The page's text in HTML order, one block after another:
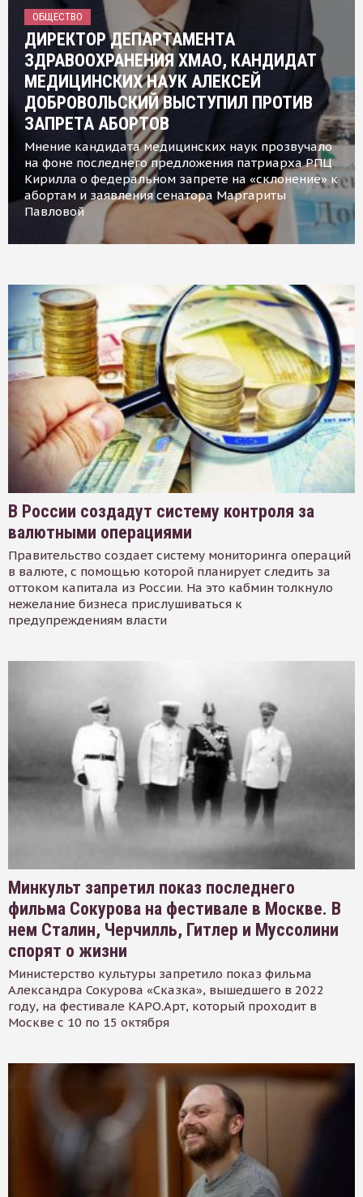
ОБЩЕСТВО
ДИРЕКТОР ДЕПАРТАМЕНТА
ЗДРАВООХРАНЕНИЯ ХМАО, КАНДИДАТ
МЕДИЦИНСКИХ НАУК АЛЕКСЕЙ
ДОБРОВОЛЬСКИЙ ВЫСТУПИЛ ПРОТИВ
ЗАПРЕТА АБОРТОВ
Мнение кандидата медицинских наук прозвучало
на фоне последнего предложения патриарха РПЦ
Кирилла о федеральном запрете на «склонение» к
абортам и заявления сенатора Маргариты
Павловой
В России создадут систему контроля за
валютными операциями
Правительство создает систему мониторинга операций
в валюте, с помощью которой планирует следить за
оттоком капитала из России. На это кабмин толкнуло
нежелание бизнеса прислушиваться к
предупреждениям власти
Минкульт запретил показ последнего
фильма Сокурова на фестивале в Москве. В
нем Сталин, Черчилль, Гитлер и Муссолини
спорят о жизни
Министерство культуры запретило показ фильма
Александра Сокурова «Сказка», вышедшего в 2022
году, на фестивале КАРО.Арт, который проходит в
Москве с 10 по 15 октября